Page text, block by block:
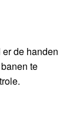
de handen
te